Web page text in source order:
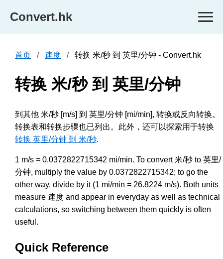
Convert.hk
首页 速度 转换 米/秒 到 英里/分钟 - Convert.hk
转换 米/秒 到 英里/分钟
到其他 米/秒 [m/s] 到 英里/分钟 [mi/min], 转换或反向转换。
转换表和转换步骤也已列出。此外，还可以探索用于转换
转换 英里/分钟 到 米/秒.
1 m/s = 0.0372822715342 mi/min. To convert 米/秒 to 英里/
分钟, multiply the value by 0.0372822715342; to go the
other way, divide by it (1 mi/min = 26.8224 m/s). Both units
measure 速度 and appear in everyday as well as technical
calculations, so switching between them quickly is often
useful.
Quick Reference